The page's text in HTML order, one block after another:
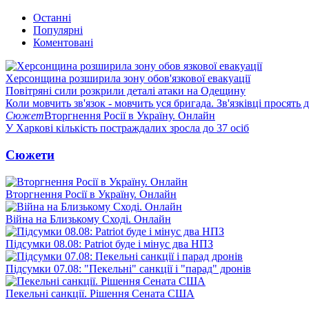
Останні
Популярні
Коментовані
Херсонщина розширила зону обов'язкової евакуації
Повітряні сили розкрили деталі атаки на Одещину
Коли мовчить зв'язок - мовчить уся бригада. Зв'язківці просять
СюжетВторгнення Росії в Україну. Онлайн
У Харкові кількість постраждалих зросла до 37 осіб
Сюжети
Вторгнення Росії в Україну. Онлайн
Війна на Близькому Сході. Онлайн
Підсумки 08.08: Patriot буде і мінус два НПЗ
Підсумки 07.08: "Пекельні" санкції і "парад" дронів
Пекельні санкції. Рішення Сената США